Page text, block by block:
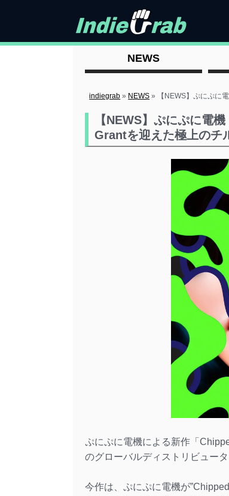
NEWS
indiegrab » NEWS » 【NEWS】ぷにぷ
【NEWS】ぷにぷに電
Grantを迎えた極上のチ
ぷにぷに電機による新作「
のグローバルディストリビュー
今作は、ぷにぷに電機が